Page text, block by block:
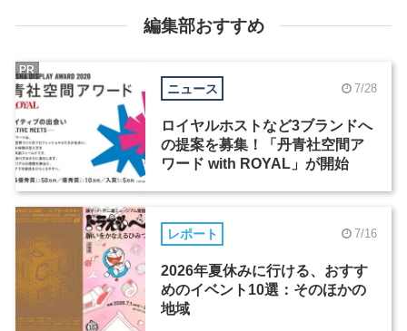
編集部おすすめ
ニュース 7/28
ロイヤルホストなど3ブランドへ
の提案を募集！「丹青社空間ア
ワード with ROYAL」が開始
PR
レポート 7/16
2026年夏休みに行ける、おすす
めのイベント10選：そのほかの
地域